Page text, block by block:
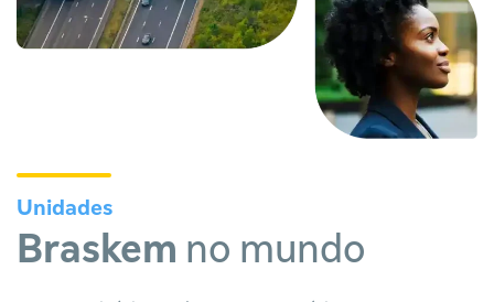
Unidades
Braskem no mundo